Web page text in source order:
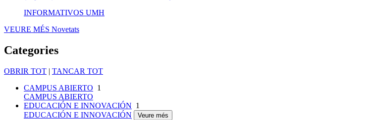
INFORMATIVOS UMH
VEURE MÉS Novetats
Categories
OBRIR TOT | TANCAR TOT
CAMPUS ABIERTO 1
CAMPUS ABIERTO
EDUCACIÓN E INNOVACIÓN 1
EDUCACIÓN E INNOVACIÓN
Veure més